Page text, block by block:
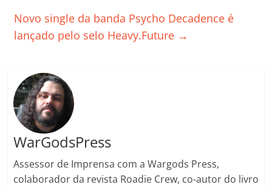
o
k
p a
ss
k h
Novo single da banda Psycho Decadence é
lançado pelo selo Heavy.Future →
WarGodsPress
Assessor de Imprensa com a Wargods Press,
colaborador da revista Roadie Crew, co-autor do livro